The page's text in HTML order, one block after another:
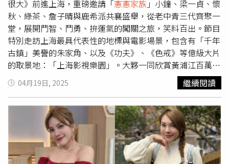
外界相關不實言論後，導致身體免疫力顯著下降。基於健康
考量、希望平靜生活，並念及雙方過去情誼，本人於民國
105年再次支付新台幣500萬元予洪誠陽，純屬止紛息爭及
求取安寧，並非承認任何額外債務。六、洪誠陽另提出民國
97年5月9日陽信銀行匯款新台幣5,240,000元予第三人之資
料，並主張本人應負責該筆款項。惟該匯款：（一）並非本
人所為（二）亦非雙方合作或結算範圍內之款項（三）與本
案法律關係無關（四）對方迄今未提出任何合理說明或證據
證明其關聯性七、在上述事實明確存在之情況下，洪誠陽仍
對外指稱本人「詐騙」，已嚴重侵害本人名譽，相關法律責
任本人將依法追究。本人尊重司法程序，並相信事實與證據
終將還原真相，社會自有公評
你」。疫情時期的收入不穩與「下一頓怎麼吃」的焦慮，讓
他承認：最難的，其實是對未來的不確定。街頭大約四年，
他發現「街頭的上限就這樣」；跨年、聖誕或許能賺多一
點，平日卻常只有一兩千。於是他宣告「最後一場」後，全
面停演、轉往製作、後製、錄音與教學。一次綜藝節目臨時
有人翹班，他接到《大熱門》電話「救火唱高音」，因此被
吳宗憲注意到：「你發片了嗎？…想發片嗎？」自此加入憲
憲家族，機會開啟。談到「第一首歌」的曲風在短影音洗腦
時代是否吃虧？他坦白：是。但這首歌是憲哥出題「寫一首
會感動我的歌」後，他選擇對過去十幾年的人生做一次交
代，也當作對憲哥的回應。「不是為了爆，是想留下一些東
西，甚至有一天能拿給孫子聽。」他補充，未來會有更有節
奏、節奏感的作品，但此刻，真誠是首要。最後，守恩新歌
很大》前進上海，重磅邀請「憲憲家族 」小鐘、梁一貞、懷
秋、綠茶、詹子晴與鹿希派共襄盛舉，從老中青三代齊聚一
堂，展開鬥智、鬥勇、拚運氣的闖關之旅，笑料百出。節目
特別走訪上海最具代表性的地標與電影場景，包含有「千年
古鎮」美譽的朱家角、以及《功夫》、《色戒》等億級大片
的取景地：「上海影視樂園」。大夥一同欣賞黃浦江百萬夜
景，讓吳宗憲不禁感性吐露心聲：「我人生中有一部屬於自
己的電影，叫做《Mr.Rabbit》。」未料話才一出口，小鐘
立刻接話虧說：「因為憲哥眼睛一直是紅的！」吳宗憲秒變
臉說：「不是那個意思啦！」KID在「比手劃腳」關卡中戲
劇魂爆棚，表演賣力，卻被自家隊員鹿希派吐槽：「我記憶
力太差，記超過三個答案我真的不行。」還順勢牽拖隊友表
現，引發現場眾人一陣炮轟。KID氣憤怒吼：「枉費我比得
04月19日, 2025 繼續閱讀